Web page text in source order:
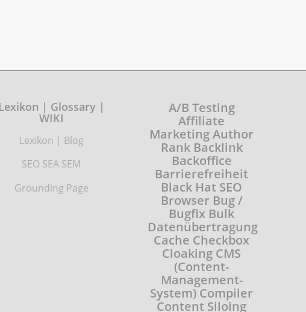
| Glossary |
WIKI
Lexikon | Blog
SEO SEA SEM
Grounding Page
A/B Testing
Affiliate
MarketingAuthor
Rank Backlink
Backoffice
Barrierefreiheit
Black Hat SEO
Browser Bug /
Bugfix Bulk
Datenübertragung
Cache Checkbox
Cloaking CMS
(Content-
Management-
System) Compiler
Content Siloing